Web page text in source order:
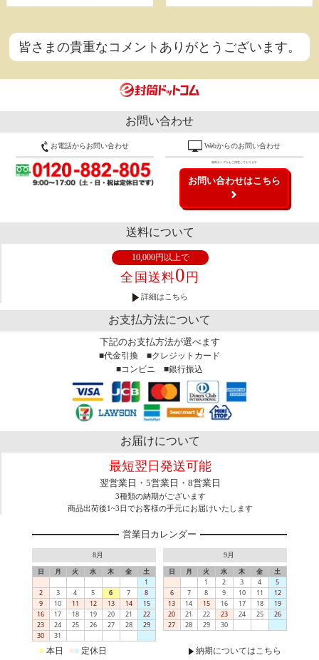
皆さまの貴重なコメントありがとうございます。
お問い合わせ
お電話からお問い合わせ Webからのお問い合わせ
無料サンプルもご用意しております
お問い合わせはこちら
送料について
10,000円以上で
全国送料0 円
詳細はこちら
お支払方法について
下記のお支払方法が選べます
■代金引換 ■クレジットカード
■コンビニ ■銀行振込
お届けについて
最短翌日発送可能
翌営業日・5営業日・8営業日
3種類の納期がございます
商品出荷後1~3日でお客様の手元にお届けいたします
営業日カレンダー
8月
日 月 火 水 木 金
土
1
2
3 4 5 6 7
8
9
10 11 12 13 14
15
16
17 18 19 20 21
22
23
24 25 26 27 28
29
30
31
9月
日 月 火 水 木 金
土
1
2 3 4
5
6
7 8 9 10 11
12
13
14 15 16 17 18
19
20
21 22 23 24 25
26
27
28 29 30
■ 本日 ■■ 定休日 納期についてはこちら